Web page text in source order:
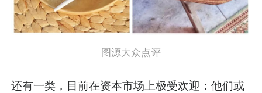
图源大众点评
还有一类，目前在资本市场上极受欢迎：他们或